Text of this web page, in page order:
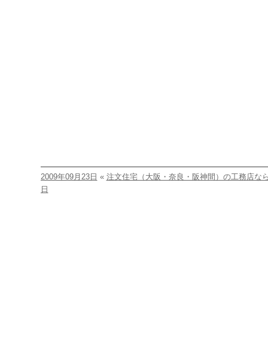
2009年09月23日 « 注文住宅（大阪・奈良・阪神間）の工務店な
日